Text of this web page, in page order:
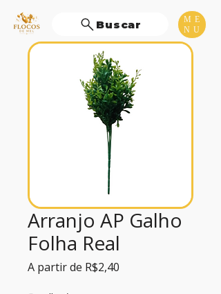
ME
NU
Buscar
Arranjo AP Galho
Folha Real
A partir de R$2,40